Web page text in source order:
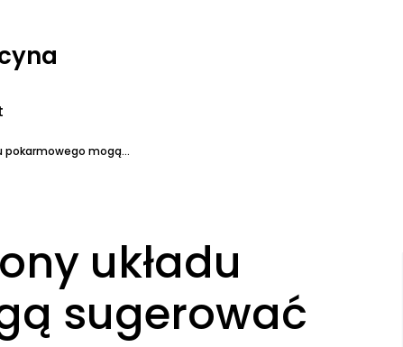
pokarmowego mogą...
układu
sugerować